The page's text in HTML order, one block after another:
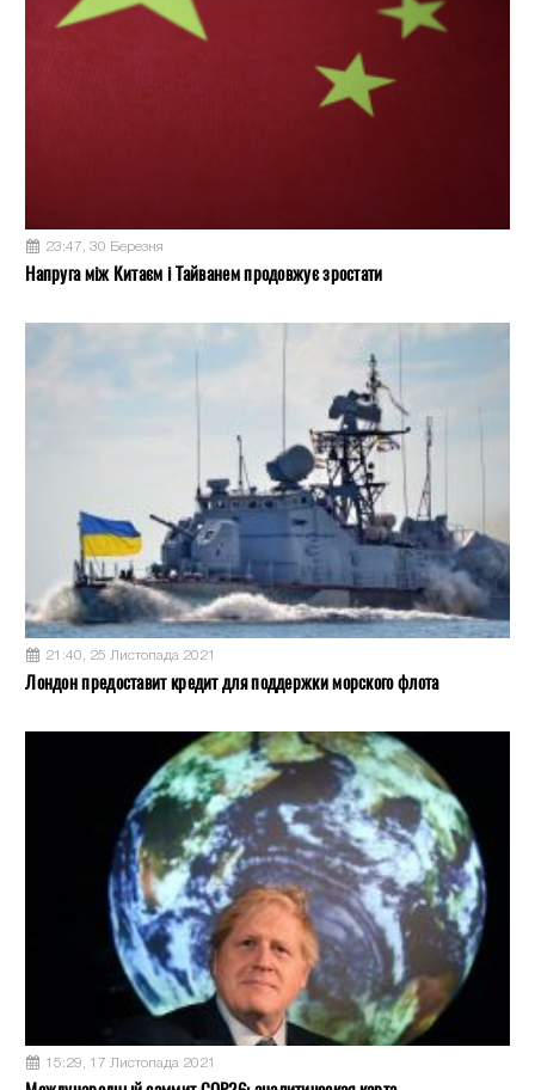
23:47, 30 Березня
Напруга між Китаєм і Тайванем продовжує зростати
21:40, 25 Листопада 2021
Лондон предоставит кредит для поддержки морского флота
15:29, 17 Листопада 2021